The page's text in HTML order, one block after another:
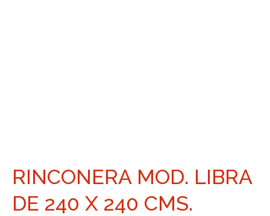
RINCONERA MOD. LIBRA
DE 240 X 240 CMS.